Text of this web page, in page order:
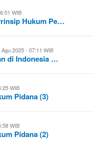
WIB
Hukum Pe…
Agu 2025 - 07:11 WIB
di Indonesia …
WIB
Pidana (3)
WIB
Pidana (2)